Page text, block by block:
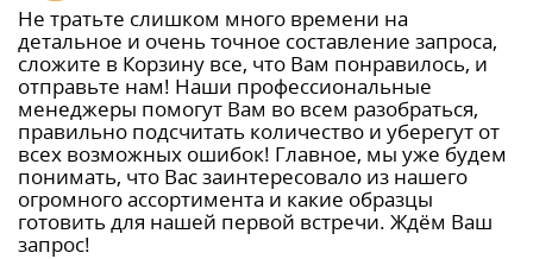
Не тратьте слишком много времени на
детальное и очень точное составление запроса,
сложите в Корзину все, что Вам понравилось, и
отправьте нам! Наши профессиональные
менеджеры помогут Вам во всем разобраться,
правильно подсчитать количество и уберегут от
всех возможных ошибок! Главное, мы уже будем
понимать, что Вас заинтересовало из нашего
огромного ассортимента и какие образцы
готовить для нашей первой встречи. Ждём Ваш
запрос!